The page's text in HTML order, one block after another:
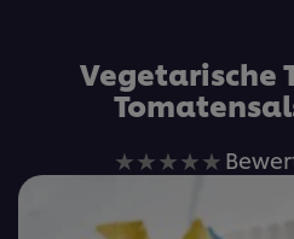
Vegetarische